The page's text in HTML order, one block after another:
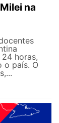
na
horas,
o país. O